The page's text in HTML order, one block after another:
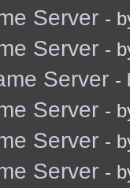
Server -
Server -
Server -
Server -
Server -
Server -